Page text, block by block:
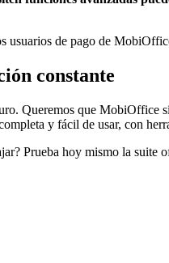
usuarios de pago de
constante
Queremos que MobiOffice
y fácil de usar, con
Prueba hoy mismo la